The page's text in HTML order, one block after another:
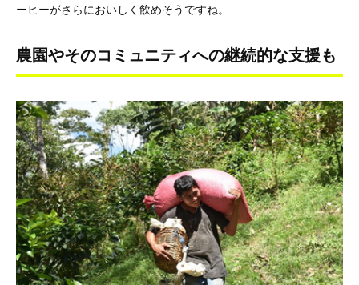
ーヒーがさらにおいしく飲めそうですね。
農園やそのコミュニティへの継続的な支援も